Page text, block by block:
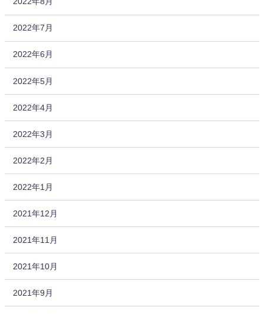
2022年7月
2022年6月
2022年5月
2022年4月
2022年3月
2022年2月
2022年1月
2021年12月
2021年11月
2021年10月
2021年9月